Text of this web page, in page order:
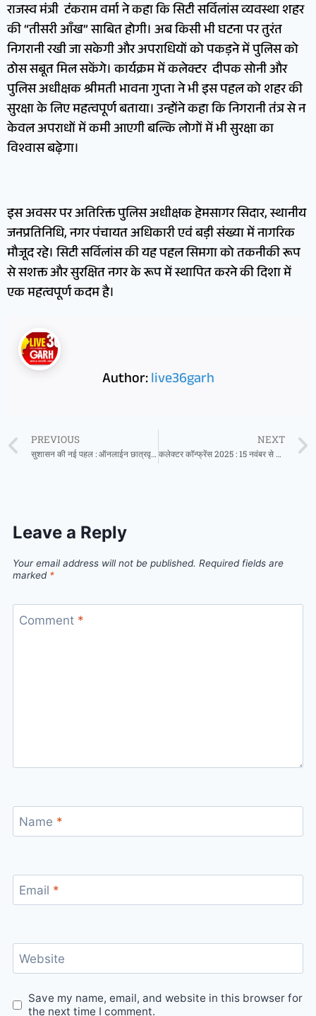
राजस्व मंत्री टंकराम वर्मा ने कहा कि सिटी सर्विलांस व्यवस्था शहर
की “तीसरी आँख” साबित होगी। अब किसी भी घटना पर तुरंत
निगरानी रखी जा सकेगी और अपराधियों को पकड़ने में पुलिस को
ठोस सबूत मिल सकेंगे। कार्यक्रम में कलेक्टर दीपक सोनी और
पुलिस अधीक्षक श्रीमती भावना गुप्ता ने भी इस पहल को शहर की
सुरक्षा के लिए महत्वपूर्ण बताया। उन्होंने कहा कि निगरानी तंत्र से न
केवल अपराधों में कमी आएगी बल्कि लोगों में भी सुरक्षा का
विश्वास बढ़ेगा।
इस अवसर पर अतिरिक्त पुलिस अधीक्षक हेमसागर सिदार, स्थानीय
जनप्रतिनिधि, नगर पंचायत अधिकारी एवं बड़ी संख्या में नागरिक
मौजूद रहे। सिटी सर्विलांस की यह पहल सिमगा को तकनीकी रूप
से सशक्त और सुरक्षित नगर के रूप में स्थापित करने की दिशा में
एक महत्वपूर्ण कदम है।
Author:live36garh
PREVIOUS
सुशासन की नई पहल : ऑनलाईन छात्रवृत्ति और शिष्यवृत्ति भुगतान के लिए समय-सीमा निर्धारित
NEXT
कलेक्टर कॉन्फ्रेंस 2025 : 15 नवंबर से होगी धान खरीदी, कलेक्टरों को धान खरीदी की तैयारियां करने के निर्देश
Leave a Reply
Your email address will not be published. Required fields are
marked *
Comment *
Name *
Email *
Website
Save my name, email, and website in this browser for
the next time I comment.